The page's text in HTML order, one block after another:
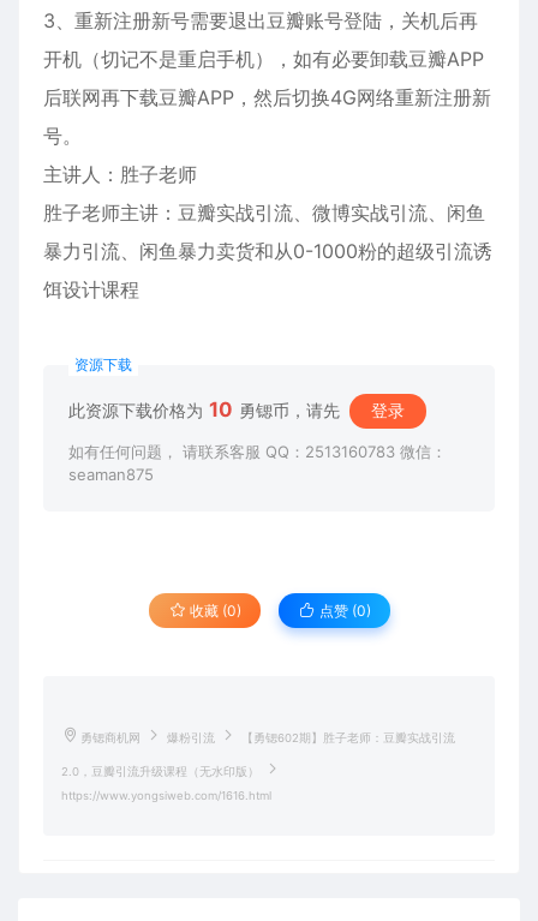
3、重新注册新号需要退出豆瓣账号登陆，关机后再
开机（切记不是重启手机），如有必要卸载豆瓣APP
后联网再下载豆瓣APP，然后切换4G网络重新注册新
号。
主讲人：胜子老师
胜子老师主讲：豆瓣实战引流、微博实战引流、闲鱼
暴力引流、闲鱼暴力卖货和从0-1000粉的超级引流诱
饵设计课程
资源下载
此资源下载价格为 10 勇锶币，请先 登录
如有任何问题， 请联系客服 QQ：2513160783 微信：
seaman875
收藏 (0) 点赞 (0)
勇锶商机网 爆粉引流 【勇锶602期】胜子老师：豆瓣实战引流
2.0，豆瓣引流升级课程（无水印版）
https://www.yongsiweb.com/1616.html